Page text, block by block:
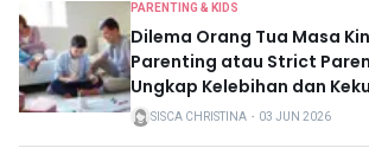
PARENTING & KIDS
Dilema Orang Tua Masa
Parenting atau Strict
Ungkap Kelebihan dan
SISCA CHRISTINA ・ 03 JUN 2026